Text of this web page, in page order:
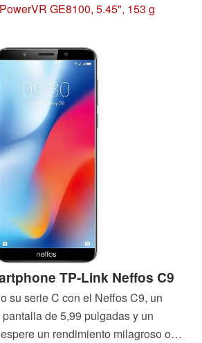
incluso por tan poco dinero, usted
GE8100, 5.45", 153 g
TP-Link Neffos C9
su serie C con el Neffos C9, un
de 5,99 pulgadas y un
un rendimiento milagroso o